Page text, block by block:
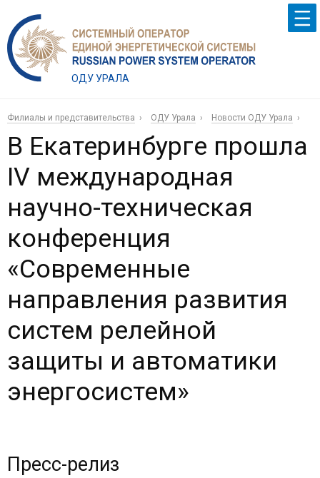
ОДУ УРАЛА
Филиалы и представительства ОДУ Урала Новости ОДУ Урала
В Екатеринбурге прошла
IV международная
научно-техническая
конференция
«Современные
направления развития
систем релейной
защиты и автоматики
энергосистем»
Пресс-релиз